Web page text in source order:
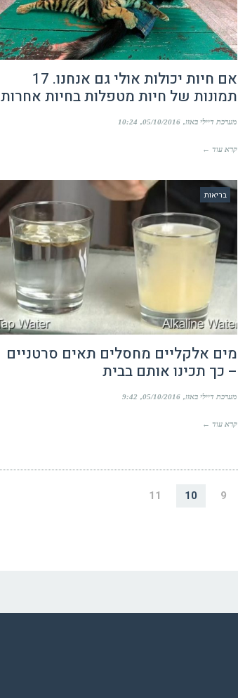
אם חיות יכולות אולי גם אנחנו. 17
תמונות של חיות מטפלות בחיות אחרות
מערכת דיילי באזז 05/10/2016
10:24
קרא עוד ←
בריאות
מים אלקליים מחסלים תאים סרטניים
– כך תכינו אותם בבית
מערכת דיילי באזז 05/10/2016
9:42
קרא עוד ←
9
10
11